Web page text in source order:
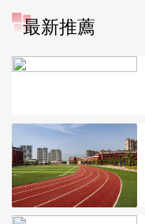
最新推薦